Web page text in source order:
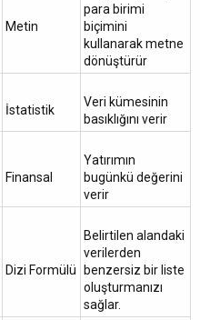
Metin
para birimi
biçimini
kullanarak metne
dönüştürür
İstatistik
Veri kümesinin
basıklığını verir
Finansal
Yatırımın
bugünkü değerini
verir
Dizi Formülü
Belirtilen alandaki
verilerden
benzersiz bir liste
oluşturmanızı
sağlar.